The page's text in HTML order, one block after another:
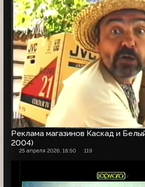
Реклама магазинов Каскад и
2004)
25 апреля 2026, 18:50 119